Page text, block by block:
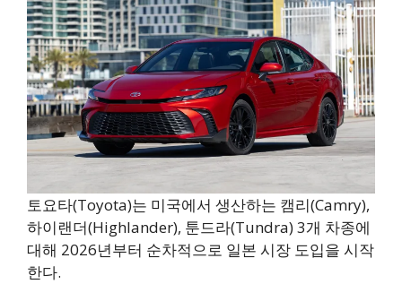
토요타(Toyota)는 미국에서 생산하는 캠리(Camry),
하이랜더(Highlander), 툰드라(Tundra) 3개 차종에
대해 2026년부터 순차적으로 일본 시장 도입을 시작
한다.